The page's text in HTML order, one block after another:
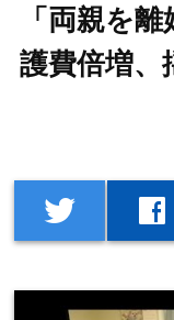
「両親を
護費倍増、
twitter facebook